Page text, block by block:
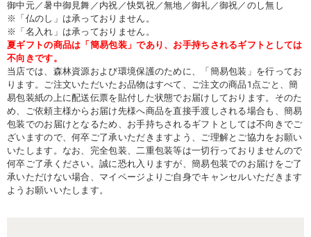
御中元／暑中御見舞／内祝／快気祝／無地／御礼／御祝／のし無し
※「仏のし」は承っておりません。
※「名入れ」は承っておりません。
夏ギフトの商品は「簡易包装」であり、お手持ちされるギフトとしては
不向きです。
当店では、森林資源および環境保護のために、「簡易包装」を行ってお
ります。ご注文いただいたお品物はすべて、ご注文の商品1点ごと、簡
易包装紙の上に配送伝票を貼付した状態でお届けしております。そのた
め、ご依頼主様からお届け先様へ商品を直接手渡しされる場合も、簡易
包装でのお届けとなるため、お手持ちされるギフトとしては不向きでご
ざいますので、何卒ご了承いただきますよう、ご理解とご協力をお願い
いたします。なお、完全包装、二重包装等は一切行っておりませんので
何卒ご了承ください。誠に恐れ入りますが、簡易包装でのお届けをご了
承いただけない場合、マイページよりご自身でキャンセルいただきます
ようお願いいたします。